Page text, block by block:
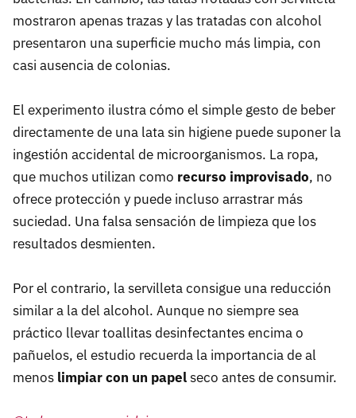
mostraron apenas trazas y las tratadas con alcohol
presentaron una superficie mucho más limpia, con
casi ausencia de colonias.
El experimento ilustra cómo el simple gesto de beber
directamente de una lata sin higiene puede suponer la
ingestión accidental de microorganismos. La ropa,
que muchos utilizan como recurso improvisado, no
ofrece protección y puede incluso arrastrar más
suciedad. Una falsa sensación de limpieza que los
resultados desmienten.
Por el contrario, la servilleta consigue una reducción
similar a la del alcohol. Aunque no siempre sea
práctico llevar toallitas desinfectantes encima o
pañuelos, el estudio recuerda la importancia de al
menos limpiar con un papelseco antes de consumir.